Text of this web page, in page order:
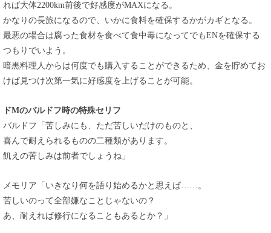
れば大体2200km前後で好感度がMAXになる。
かなりの長旅になるので、いかに食料を確保するかがカギとなる。
最悪の場合は腐った食材を食べて食中毒になってでもENを確保する
つもりでいよう。
暗黒料理人からは何度でも購入することができるため、金を貯めてお
けば見つけ次第一気に好感度を上げることが可能。
ドMのバルドフ時の特殊セリフ
バルドフ「苦しみにも、ただ苦しいだけのものと、
喜んで耐えられるものの二種類があります。
飢えの苦しみは前者でしょうね」
メモリア「いきなり何を語り始めるかと思えば……。
苦しいのって全部嫌なことじゃないの？
あ、耐えれば修行になることもあるとか？」